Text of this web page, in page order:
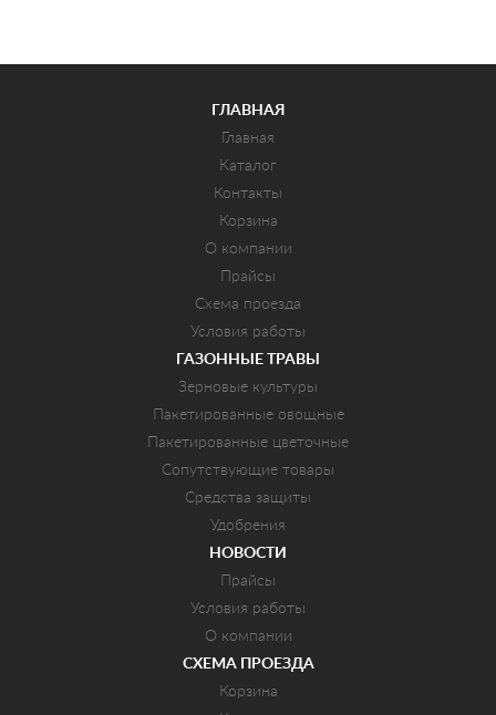
ГЛАВНАЯ
Главная
Каталог
Контакты
Корзина
О компании
Прайсы
Схема проезда
Условия работы
ГАЗОННЫЕ ТРАВЫ
Зерновые культуры
Пакетированные овощные
Пакетированные цветочные
Сопутствующие товары
Средства защиты
Удобрения
НОВОСТИ
Прайсы
Условия работы
О компании
СХЕМА ПРОЕЗДА
Корзина